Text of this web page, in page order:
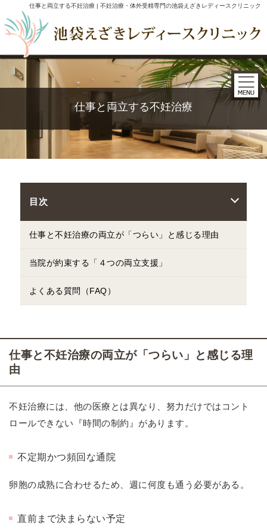
仕事と両立する不妊治療 | 不妊治療・体外受精専門の池袋えざきレディースクリニック
仕事と両立する不妊治療
目次
仕事と不妊治療の両立が「つらい」と感じる理由
当院が約束する「４つの両立支援」
よくある質問（FAQ）
仕事と不妊治療の両立が「つらい」と感じる理
由
不妊治療には、他の医療とは異なり、努力だけではコント
ロールできない『時間の制約』があります。
不定期かつ頻回な通院
卵胞の成熟に合わせるため、週に何度も通う必要がある。
直前まで決まらない予定